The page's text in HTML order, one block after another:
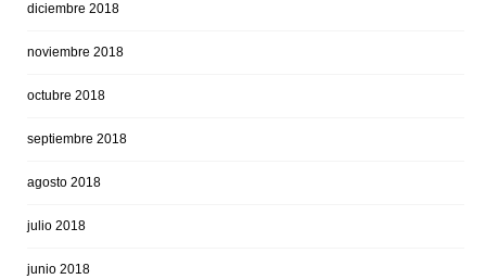
diciembre 2018
noviembre 2018
octubre 2018
septiembre 2018
agosto 2018
julio 2018
junio 2018